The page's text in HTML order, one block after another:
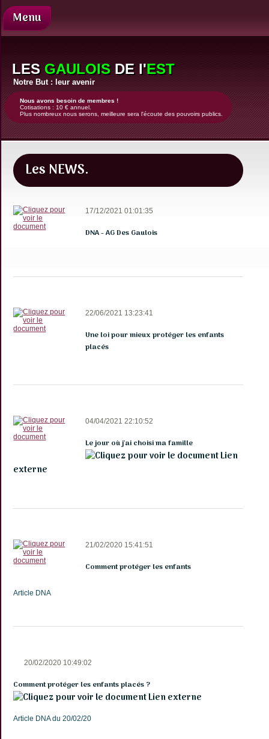
Nos
demandes
Comité
de
direction
Revue
de
presse
Contact
Enfants
Justice
Famille
de
Témoignages
Partenaires
Menu
LES GAULOISDE l'EST
Notre But : leur avenir
Nous avons besoin de membres !
Cotisations : 10 € annuel.
Plus nombreux nous serons, meilleure sera l'écoute des pouvoirs publics.
Les NEWS.
17/12/2021 01:01:35
DNA - AG Des Gaulois
22/06/2021 13:23:41
Une loi pour mieux protéger les enfants
placés
04/04/2021 22:10:52
Le jour où j'ai choisi ma famille
Lien
externe
21/02/2020 15:41:51
Comment protéger les enfants
Article DNA
20/02/2020 10:49:02
Comment protéger les enfants placés ?
Lien externe
Article DNA du 20/02/20